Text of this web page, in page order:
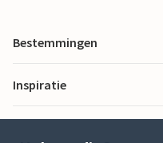
Bestemmingen
Inspiratie